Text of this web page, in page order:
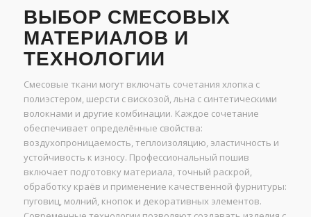
ВЫБОР СМЕСОВЫХ
МАТЕРИАЛОВ И
ТЕХНОЛОГИИ
Смесовые ткани могут включать сочетания хлопка с
полиэстером, шерсти с вискозой, льна с синтетическими
волокнами и другие комбинации. Каждое сочетание
обеспечивает определённые свойства:
воздухопроницаемость, теплоизоляцию, эластичность и
устойчивость к износу. Профессиональный пошив
включает подготовку материала, точный раскрой,
обработку краёв и применение качественной фурнитуры:
пуговиц, молний, кнопок и декоративных элементов.